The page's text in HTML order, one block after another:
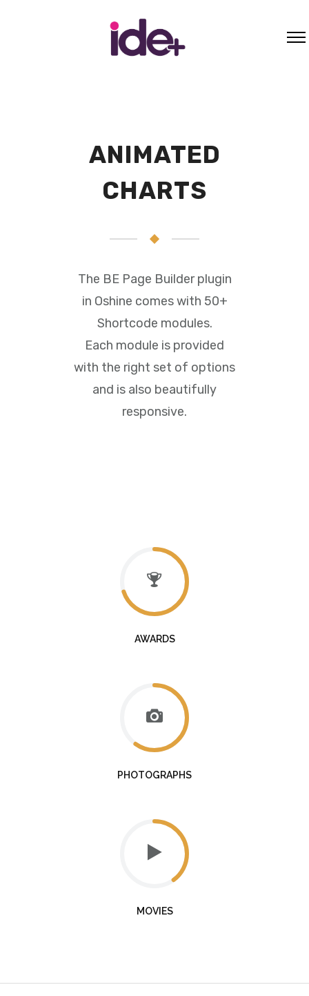
ANIMATED
CHARTS
The BE Page Builder plugin
in Oshine comes with 50+
Shortcode modules.
Each module is provided
with the right set of options
and is also beautifully
responsive.
AWARDS
PHOTOGRAPHS
MOVIES